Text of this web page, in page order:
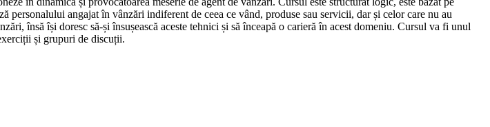
personalului angajat în vânzări indiferent de ceea ce vând, produse sau servicii, dar și celor care nu au
însă își doresc să-și însușească aceste tehnici și să înceapă o carieră în acest domeniu. Cursul va fi unul
și grupuri de discuții.